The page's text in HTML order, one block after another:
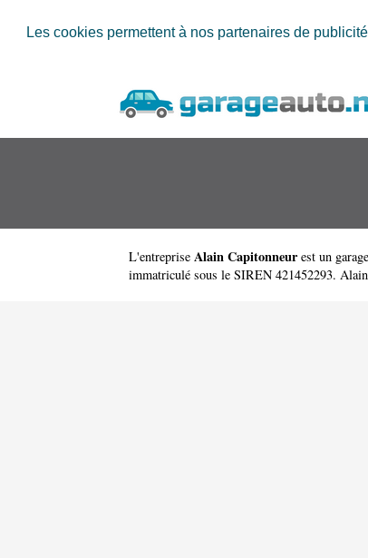
Les cookies permettent à nos partenaires de
L'entreprise Alain Capitonneurest un
immatriculé sous le SIREN 421452293.